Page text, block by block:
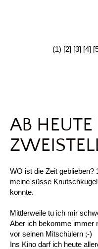
(1) [2] [3] [4]
AB
WO ist die Zeit geblieben?
meine süsse
konnte.
Mittlerweile tu ich mir
Aber ich bekomme immer
vor seinen Mitschülern ;-)
Ins Kino darf ich heute